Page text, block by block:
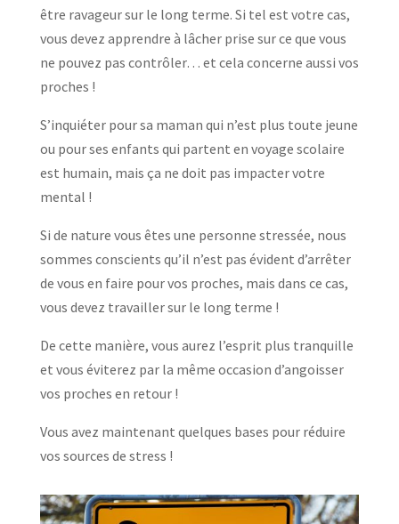
être ravageur sur le long terme. Si tel est votre cas,
vous devez apprendre à lâcher prise sur ce que vous
ne pouvez pas contrôler… et cela concerne aussi vos
proches !
S’inquiéter pour sa maman qui n’est plus toute jeune
ou pour ses enfants qui partent en voyage scolaire
est humain, mais ça ne doit pas impacter votre
mental !
Si de nature vous êtes une personne stressée, nous
sommes conscients qu’il n’est pas évident d’arrêter
de vous en faire pour vos proches, mais dans ce cas,
vous devez travailler sur le long terme !
De cette manière, vous aurez l’esprit plus tranquille
et vous éviterez par la même occasion d’angoisser
vos proches en retour !
Vous avez maintenant quelques bases pour réduire
vos sources de stress !